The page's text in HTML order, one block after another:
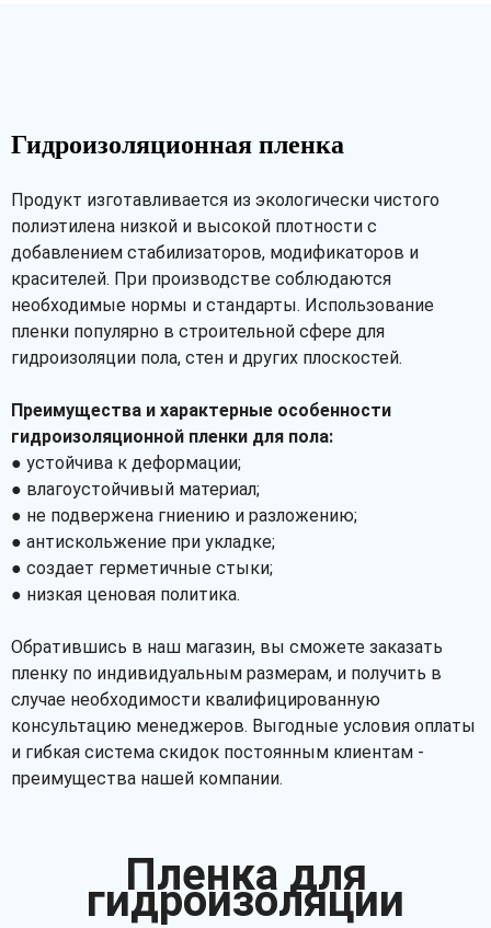
Гидроизоляционная пленка
Продукт изготавливается из экологически чистого
полиэтилена низкой и высокой плотности с
добавлением стабилизаторов, модификаторов и
красителей. При производстве соблюдаются
необходимые нормы и стандарты. Использование
пленки популярно в строительной сфере для
гидроизоляции пола, стен и других плоскостей.
Преимущества и характерные особенности
гидроизоляционной пленки для пола:
● устойчива к деформации;
● влагоустойчивый материал;
● не подвержена гниению и разложению;
● антискольжение при укладке;
● создает герметичные стыки;
● низкая ценовая политика.
Обратившись в наш магазин, вы сможете заказать
пленку по индивидуальным размерам, и получить в
случае необходимости квалифицированную
консультацию менеджеров. Выгодные условия оплаты
и гибкая система скидок постоянным клиентам -
преимущества нашей компании.
Пленка для
гидроизоляции